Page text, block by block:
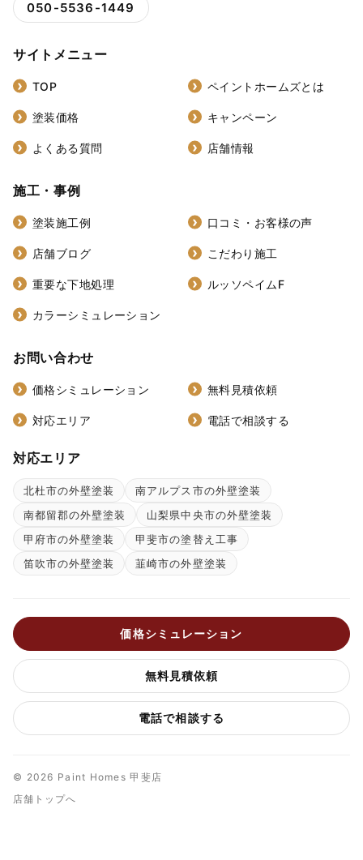
050-5536-1449
サイトメニュー
TOP ペイントホームズとは
塗装価格 キャンペーン
よくある質問 店舗情報
施工・事例
塗装施工例 口コミ・お客様の声
店舗ブログ こだわり施工
重要な下地処理 ルッソペイムF
カラーシミュレーション
お問い合わせ
価格シミュレーション 無料見積依頼
対応エリア 電話で相談する
対応エリア
北杜市の外壁塗装
南アルプス市の外壁塗装
南都留郡の外壁塗装
山梨県中央市の外壁塗装
甲府市の外壁塗装
甲斐市の塗替え工事
笛吹市の外壁塗装
韮崎市の外壁塗装
価格シミュレーション
無料見積依頼
電話で相談する
© 2026 Paint Homes 甲斐店
店舗トップへ